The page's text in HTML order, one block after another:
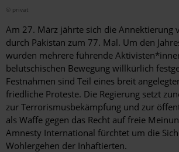
© privat
Am 27. März jährte sich die Annektierung
durch Pakistan zum 77. Mal. Um den
wurden mehrere führende
belutschischen Bewegung willkürlich
Festnahmen sind Teil eines breit
friedliche Proteste. Die Regierung setzt
zur Terrorismusbekämpfung und zur
als Waffe gegen das Recht auf freie
Amnesty International fürchtet um die
Wohlergehen der Inhaftierten.